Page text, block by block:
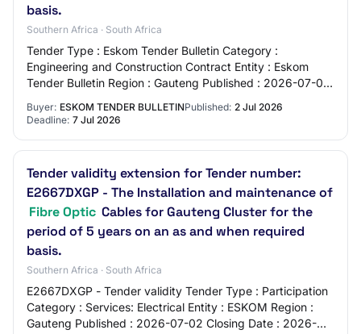
basis.
Southern Africa · South Africa
Tender Type : Eskom Tender Bulletin Category :
Engineering and Construction Contract Entity : Eskom
Tender Bulletin Region : Gauteng Published : 2026-07-02
Buyer: ESKOM TENDER BULLETINPublished: 2 Jul 2026
Deadline: 7 Jul 2026
Tender validity extension for Tender number:
E2667DXGP - The Installation and maintenance of
Fibre Optic Cables for Gauteng Cluster for the
period of 5 years on an as and when required
basis.
Southern Africa · South Africa
E2667DXGP - Tender validity Tender Type : Participation
Category : Services: Electrical Entity : ESKOM Region :
Gauteng Published : 2026-07-02 Closing Date : 2026-